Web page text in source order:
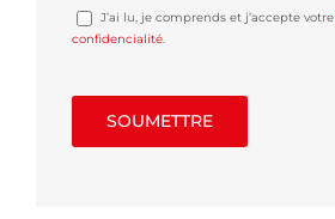
J’ai lu, je comprends et j’accepte votre
confidencialité.